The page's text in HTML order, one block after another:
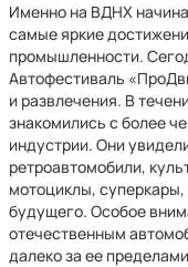
Именно на ВДНХ
самые яркие
промышленности.
Автофестиваль
и развлечения. В
знакомились с более
индустрии. Они
ретроавтомобили,
мотоциклы,
будущего. Особое
отечественным
далеко за ее